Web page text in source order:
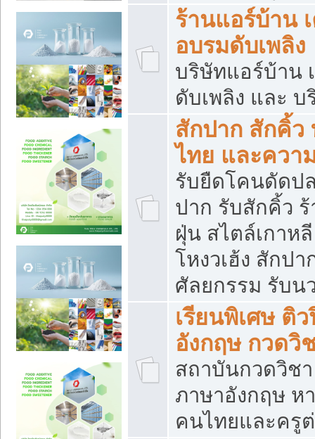
ร้านแอร์บ้าน
อบรมดับเพลิง
บริษัทแอร์บ้าน
ดับเพลิง และ
สักปาก สักคิ้
ไทย และควา
รับยืดโคนดัดป
ปาก รับสักคิ้ว
ฝุ่น สไตล์เกาห
โหงวเฮ้ง สักป
ศัลยกรรม รับน
เรียนพิเศษ ติ
อังกฤษ กวดวิ
สถาบันกวดวิช
ภาษาอังกฤษ ห
คนไทยและครู